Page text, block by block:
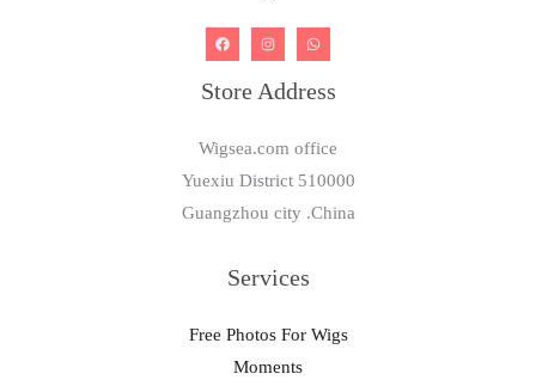
Store Address
Wigsea.com office
Yuexiu District 510000
Guangzhou city .China
Services
Free Photos For Wigs
Moments